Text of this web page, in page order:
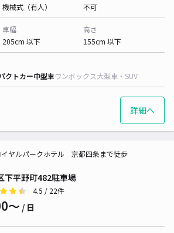
機械式（有人）
不可
車幅
205cm 以下
高さ
155cm 以下
クトカー中型車ワンボックス大型車・SUV
詳細へ
下平野町482駐車場
ヤルパークホテル 京都四条まで徒歩
4.5 / 22件
〜 / 日